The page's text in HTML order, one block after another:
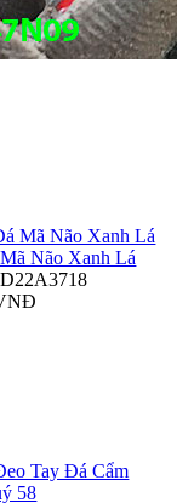
Não Xanh Lá